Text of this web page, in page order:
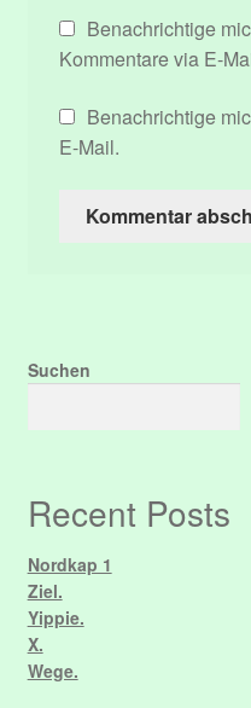
Benachrichtige
Kommentare via E-
Benachrichtige
E-Mail.
Suchen
Recent Posts
Nordkap 1
Ziel.
Yippie.
X.
Wege.